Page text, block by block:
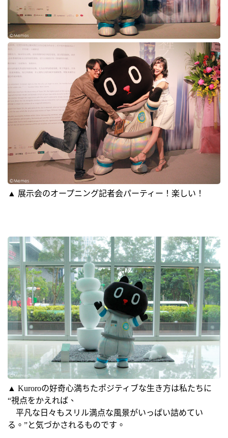
▲ 展示会のオープニング記者会パーティー！楽しい！
▲ Kuroroの好奇心満ちたポジティブな生き方は私たちに
“視点をかえれば、
平凡な日々もスリル満点な風景がいっぱい詰めてい
る。”と気づかされるものです。